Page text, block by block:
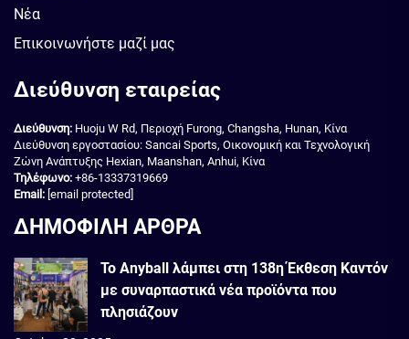
Νέα
Επικοινωνήστε μαζί μας
Διεύθυνση εταιρείας
Διεύθυνση: Huoju W Rd, Περιοχή Furong, Changsha, Hunan, Κίνα
Διεύθυνση εργοστασίου: Sancai Sports, Οικονομική και Τεχνολογική
Ζώνη Ανάπτυξης Hexian, Maanshan, Anhui, Κίνα
Τηλέφωνο: +86-13337319669
Email: [email protected]
ΔΗΜΟΦΙΛΗ ΑΡΘΡΑ
Το Anyball λάμπει στη 138η Έκθεση Καντόν
με συναρπαστικά νέα προϊόντα που
πλησιάζουν